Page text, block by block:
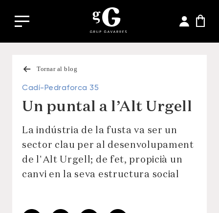
Tornar al blog
Cadí-Pedraforca 35
Un puntal a l’Alt Urgell
La indústria de la fusta va ser un
sector clau per al desenvolupament
de l'Alt Urgell; de fet, propicià un
canvi en la seva estructura social